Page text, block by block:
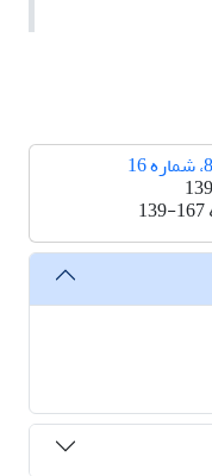
139-167